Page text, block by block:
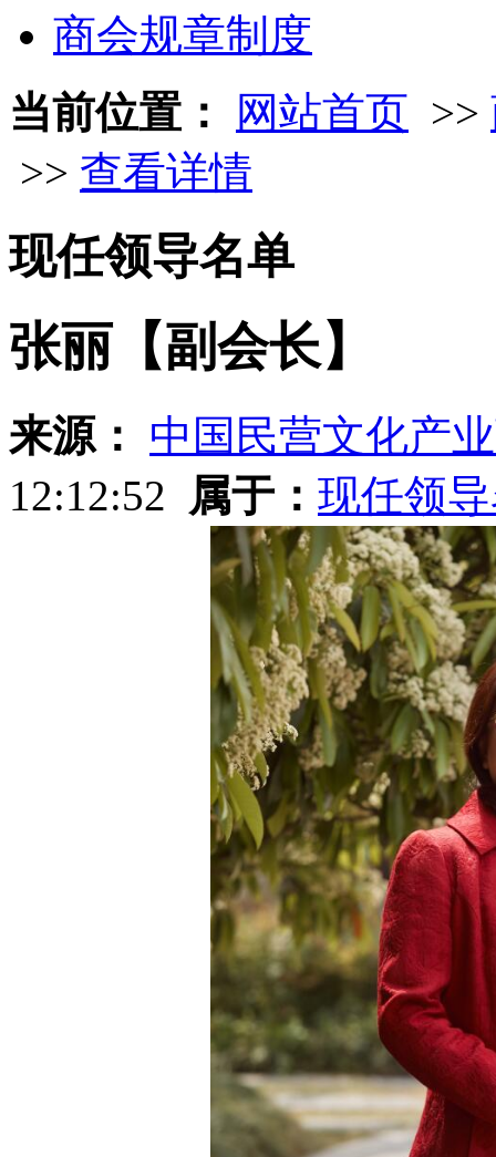
商会规章制度
当前位置：
网站首页 >>
>> 查看详情
现任领导名单
张丽【副会长】
来源：
中国民营文化产
12:12:52
属于： 现任领